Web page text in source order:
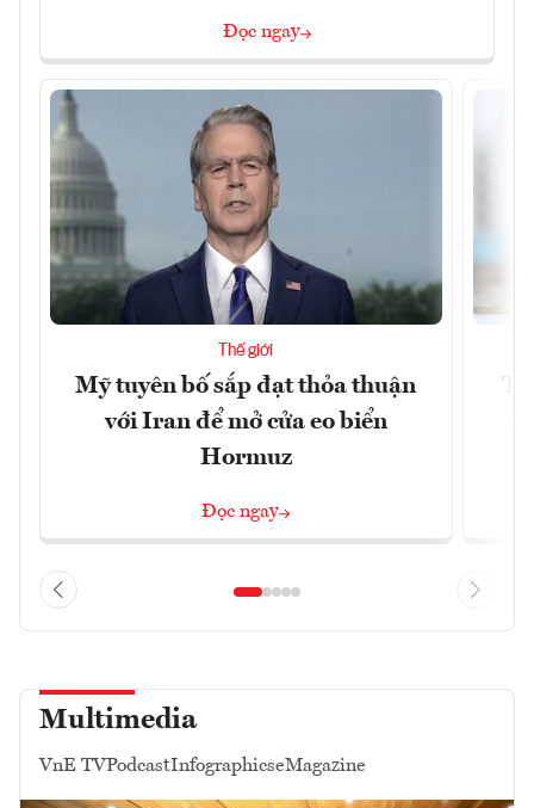
Đọc ngay
Thế giới
Mỹ tuyên bố sắp đạt thỏa thuận
với Iran để mở cửa eo biển
Hormuz
Đọc ngay
Multimedia
VnE TVPodcastInfographicseMagazine